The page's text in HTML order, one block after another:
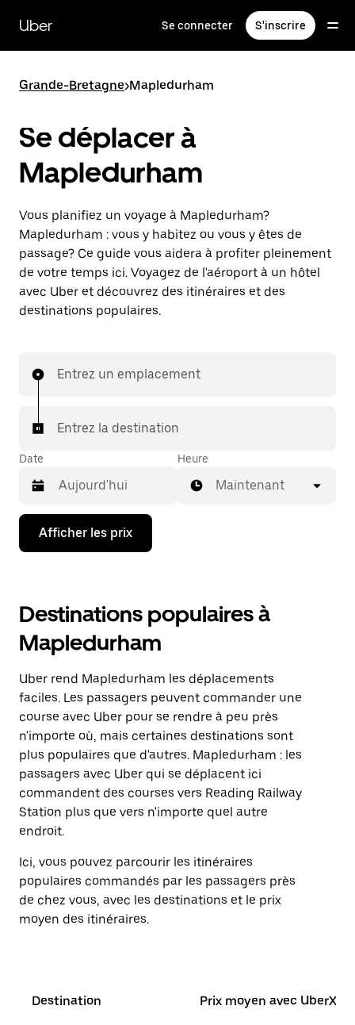
contenu
principal
Uber Se connecter S'inscrire
Grande-Bretagne>Mapledurham
Se déplacer à
Mapledurham
Vous planifiez un voyage à Mapledurham?
Mapledurham : vous y habitez ou vous y êtes de
passage? Ce guide vous aidera à profiter pleinement
de votre temps ici. Voyagez de l'aéroport à un hôtel
avec Uber et découvrez des itinéraires et des
destinations populaires.
Entrez un emplacement
Entrez la destination
Date
Appuyez
la
bas
pour
interagir
avec
calendrier
et
sélectionner
une
date.
Appuyez
sur
la
touche
d'échappement
pour
fermer
calendrier.
Heure
Maintenant
Afficher les prix
Destinations populaires à
Mapledurham
Uber rend Mapledurham les déplacements
faciles. Les passagers peuvent commander une
course avec Uber pour se rendre à peu près
n'importe où, mais certaines destinations sont
plus populaires que d'autres. Mapledurham : les
passagers avec Uber qui se déplacent ici
commandent des courses vers Reading Railway
Station plus que vers n'importe quel autre
endroit.
Ici, vous pouvez parcourir les itinéraires
populaires commandés par les passagers près
de chez vous, avec les destinations et le prix
moyen des itinéraires.
Destination Prix moyen avec UberX*